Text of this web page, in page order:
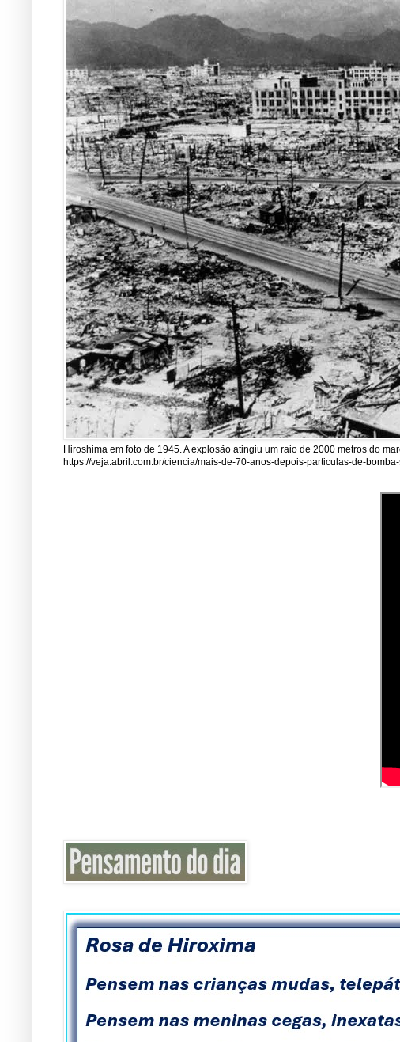
Hiroshima em foto de 1945. A explosão atingiu um raio de 2000 metros do
https://veja.abril.com.br/ciencia/mais-de-70-anos-depois-particulas-de-